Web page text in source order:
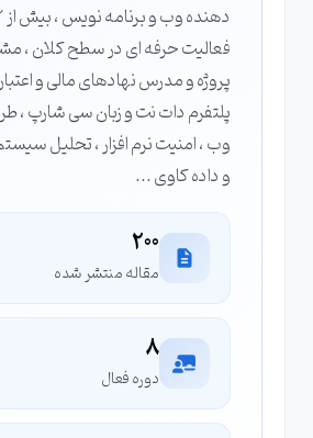
فعالیت حرفه ای در سطح کلان ،
پروژه و مدرس نهادهای مالی و
پلتفرم دات نت و زبان سی شارپ ،
وب ، امنیت نرم افزار ، تحلیل
و داده کاوی ...
200
مقاله منتشر شده
8
دوره فعال